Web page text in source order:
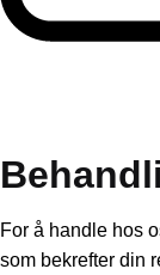
For å handle hos
som bekrefter din